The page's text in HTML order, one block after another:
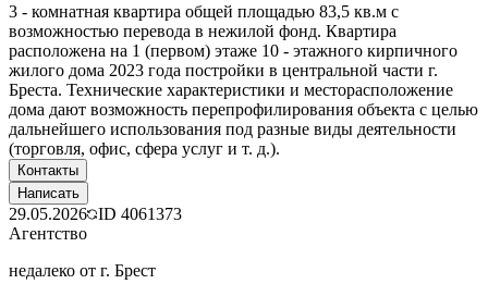
3 - комнатная квартира общей площадью 83,5 кв.м с
возможностью перевода в нежилой фонд. Квартира
расположена на 1 (первом) этаже 10 - этажного кирпичного
жилого дома 2023 года постройки в центральной части г.
Бреста. Технические характеристики и месторасположение
дома дают возможность перепрофилирования объекта с целью
дальнейшего использования под разные виды деятельности
(торговля, офис, сфера услуг и т. д.).
Контакты
Написать
29.05.2026 ID 4061373
Агентство
недалеко от г. Брест